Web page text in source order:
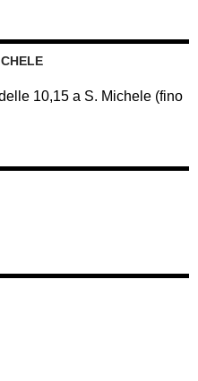
10,15 a S. Michele (fino